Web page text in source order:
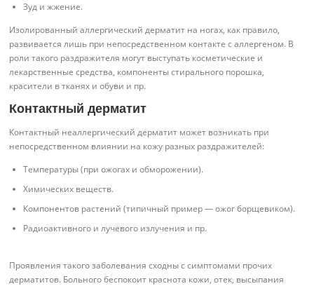
Зуд и жжение.
Изолированный аллергический дерматит на ногах, как правило,
развивается лишь при непосредственном контакте с аллергеном. В
роли такого раздражителя могут выступать косметические и
лекарственные средства, компоненты стирального порошка,
красители в тканях и обуви и пр.
Контактный дерматит
Контактный неаллергический дерматит может возникать при
непосредственном влиянии на кожу разных раздражителей:
Температуры (при ожогах и обморожении).
Химических веществ.
Компонентов растений (типичный пример — ожог борщевиком).
Радиоактивного и лучевого излучения и пр.
Проявления такого заболевания сходны с симптомами прочих
дерматитов. Больного беспокоит краснота кожи, отек, высыпания